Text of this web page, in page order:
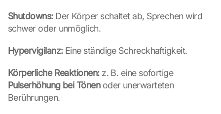
Shutdowns: Der Körper schaltet ab, Sprechen wird
schwer oder unmöglich.
Hypervigilanz: Eine ständige Schreckhaftigkeit.
Körperliche Reaktionen:
z. B. eine sofortige
Pulserhöhung bei Tönen oder unerwarteten
Berührungen.